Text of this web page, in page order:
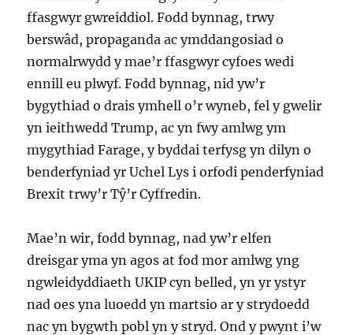
ffasgwyr gwreiddiol. Fodd bynnag, trwy
berswâd, propaganda ac ymddangosiad o
normalrwydd y mae’r ffasgwyr cyfoes wedi
ennill eu plwyf. Fodd bynnag, nid yw’r
bygythiad o drais ymhell o’r wyneb, fel y gwelir
yn ieithwedd Trump, ac yn fwy amlwg ym
mygythiad Farage, y byddai terfysg yn dilyn o
benderfyniad yr Uchel Lys i orfodi penderfyniad
Brexit trwy’r Tŷ’r Cyffredin.
Mae’n wir, fodd bynnag, nad yw’r elfen
dreisgar yma yn agos at fod mor amlwg yng
ngwleidyddiaeth UKIP cyn belled, yn yr ystyr
nad oes yna luoedd yn martsio ar y strydoedd
nac yn bygwth pobl yn y stryd. Ond y pwynt i’w